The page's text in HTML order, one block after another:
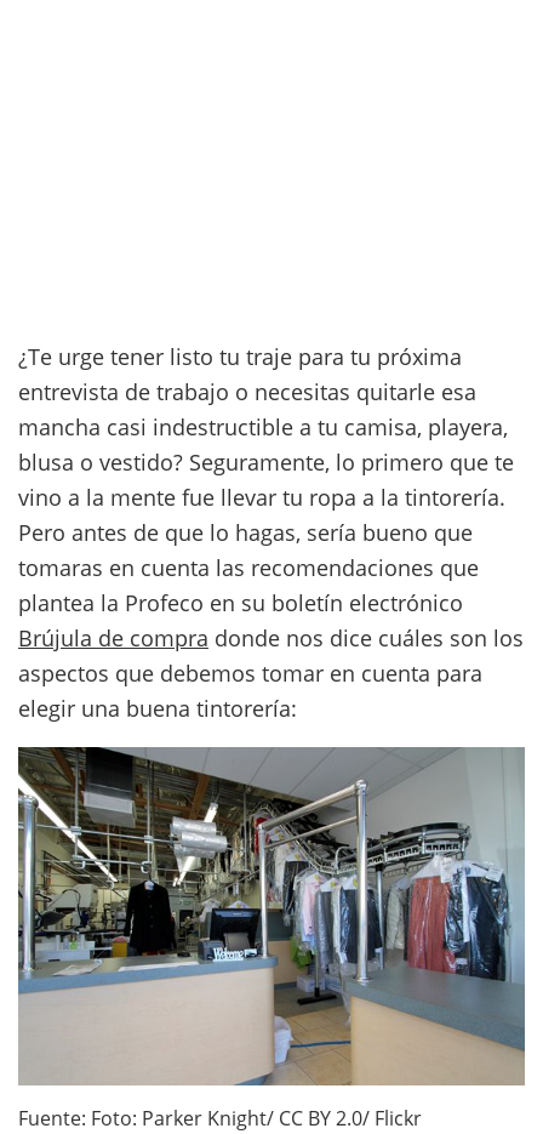
¿Te urge tener listo tu traje para tu próxima
entrevista de trabajo o necesitas quitarle esa
mancha casi indestructible a tu camisa, playera,
blusa o vestido? Seguramente, lo primero que te
vino a la mente fue llevar tu ropa a la tintorería.
Pero antes de que lo hagas, sería bueno que
tomaras en cuenta las recomendaciones que
plantea la Profeco en su boletín electrónico
Brújula de compra donde nos dice cuáles son los
aspectos que debemos tomar en cuenta para
elegir una buena tintorería:
Fuente: Foto: Parker Knight/ CC BY 2.0/ Flickr